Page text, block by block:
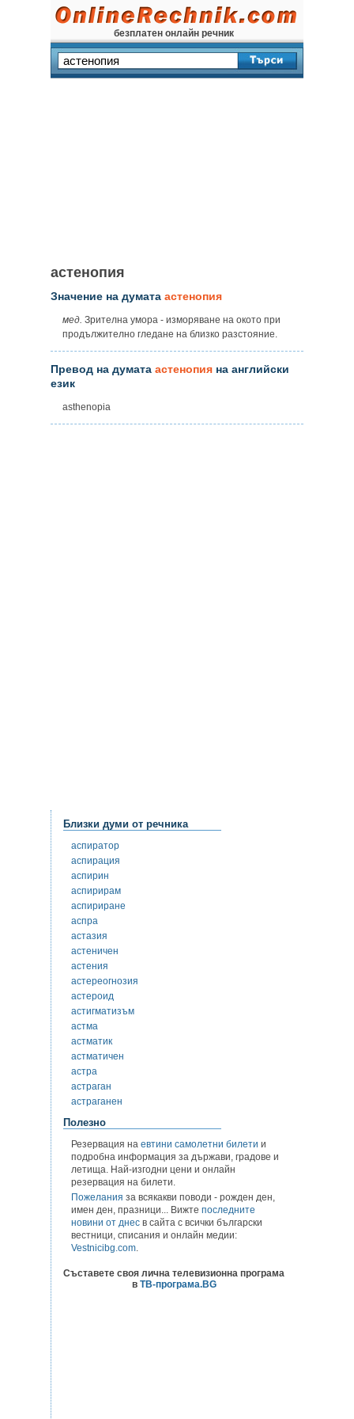
безплатен онлайн речник
астенопия
Значение на думата астенопия
мед. Зрителна умора - изморяване на окото при
продължително гледане на близко разстояние.
Превод на думата астенопия на английски
език
asthenopia
Близки думи от речника
аспиратор
аспирация
аспирин
аспирирам
аспириране
аспра
астазия
астеничен
астения
астереогнозия
астероид
астигматизъм
астма
астматик
астматичен
астра
астраган
астраганен
Полезно
Резервация на евтини самолетни билети и
подробна информация за държави, градове и
летища. Най-изгодни цени и онлайн
резервация на билети.
Пожелания за всякакви поводи - рожден ден,
имен ден, празници... Вижте последните
новини от днес в сайта с всички български
вестници, списания и онлайн медии:
Vestnicibg.com.
Съставете своя лична телевизионна програма
в ТВ-програма.BG